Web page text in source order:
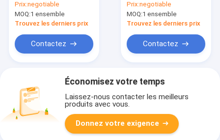
machine 1600MM de
soudure par fusion
du bout IP54 poly
Prix:negotiable
MOQ:1 ensemble
Trouvez les derniers prix
Contactez
machine de fusion
bout à bout
hydraulique 1.1KW
Prix:negotiable
MOQ:1 ensemble
Trouvez les derniers prix
Contactez
Économisez votre temps
Laissez-nous contacter les meilleurs
produits avec vous.
Donnez votre exigence